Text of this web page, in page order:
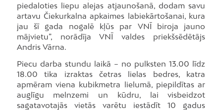
piedaloties liepu alejas atjaunošanā, dodam savu
artavu Čiekurkalna apkaimes labiekārtošanai, kura
jau šī gada nogalē kļūs par VNĪ biroja jauno
mājvietu”, norādīja VNĪ valdes priekšsēdētājs
Andris Vārna.
Piecu darba stundu laikā – no pulksten 13.00 līdz
18.00 tika izraktas četras lielas bedres, katra
apmēram viena kubikmetra lielumā, piepildītas ar
auglīgu melnzemi un kūdru, lai visbeidzot
sagatavotajās vietās varētu iestādīt 10 gadus